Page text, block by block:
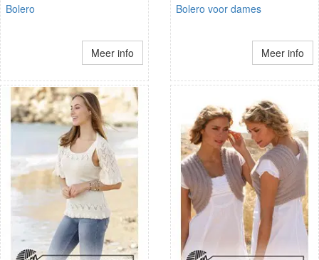
Bolero
Meer info
Bolero voor dames
Meer info